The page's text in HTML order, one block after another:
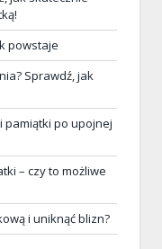
powstaje
Sprawdź, jak
pamiątki po upojnej
– czy to możliwe
i uniknąć blizn?